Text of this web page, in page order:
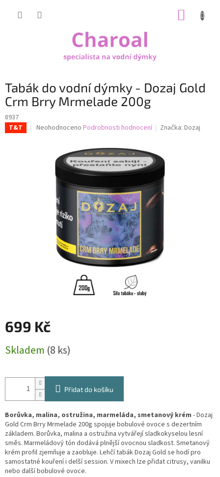
Tabák do vodní dýmky - Dozaj Gold
Crm Brry Mrmelade 200g
8937
T&T
Průměrné
Neohodnoceno Podrobnosti hodnocení Značka:Dozaj
699 Kč
cena:
Skladem (8 ks)
Přidat do košíku
Borůvka, malina, ostružina, marmeláda, smetanový krém - Dozaj
Gold Crm Brry Mrmelade 200g spojuje bobulové ovoce s dezertním
základem. Borůvka, malina a ostružina vytvářejí sladkokyselou lesní
směs. Marmeládový tón dodává plnější ovocnou sladkost. Smetanový
krém profil zjemňuje a zaobluje. Lehčí tabák Dozaj Gold se hodí pro
samostatné kouření i delší session. V mixech lze přidat citrusy, vanilku
nebo další bobulové ovoce.